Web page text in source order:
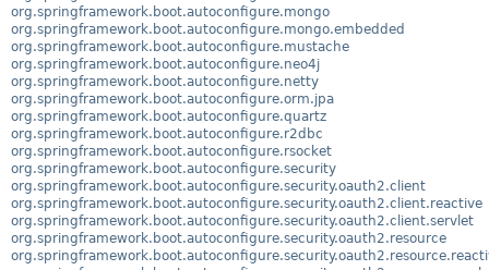
org.springframework.boot.autoconfigure.mongo
org.springframework.boot.autoconfigure.mongo.embedded
org.springframework.boot.autoconfigure.mustache
org.springframework.boot.autoconfigure.neo4j
org.springframework.boot.autoconfigure.netty
org.springframework.boot.autoconfigure.orm.jpa
org.springframework.boot.autoconfigure.quartz
org.springframework.boot.autoconfigure.r2dbc
org.springframework.boot.autoconfigure.rsocket
org.springframework.boot.autoconfigure.security
org.springframework.boot.autoconfigure.security.oauth2.client
org.springframework.boot.autoconfigure.security.oauth2.client.reactive
org.springframework.boot.autoconfigure.security.oauth2.client.servlet
org.springframework.boot.autoconfigure.security.oauth2.resource